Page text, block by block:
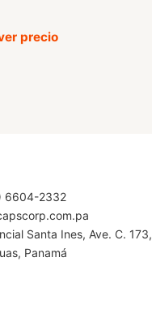
precio
6604-2332
Santa Ines, Ave. C. 173,
Panamá